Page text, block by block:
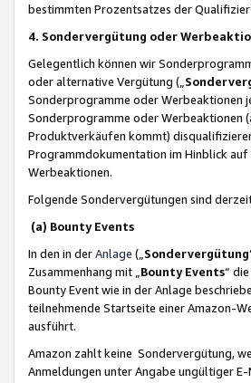
bestimmten Prozentsatzes der
4. Sondervergütung oder
Gelegentlich können wir
oder alternative Vergütung („
Sonderprogramme oder Werbeaktionen
Sonderprogramme oder Werbeaktionen
Produktverkäufen kommt)
Programmdokumentation im Hinblick
Werbeaktionen.
Folgende Sondervergütungen sind
(a) Bounty Events
In den in derAnlage („ Sondervergütung
Zusammenhang mit „ Bounty Events“
Bounty Event wie in der Anlage
teilnehmende Startseite einer Amazon-
ausführt.
Amazon zahlt keine Sondervergütung,
Anmeldungen unter Angabe ungültiger